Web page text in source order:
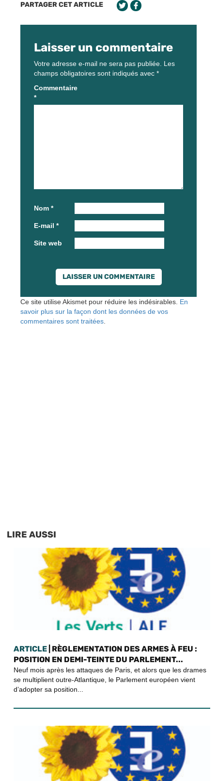
PARTAGER CET ARTICLE
Laisser un commentaire
Votre adresse e-mail ne sera pas publiée. Les
champs obligatoires sont indiqués avec *
Commentaire
*
Nom *
E-mail *
Site web
Ce site utilise Akismet pour réduire les indésirables. En
savoir plus sur la façon dont les données de vos
commentaires sont traitées.
LIRE AUSSI
ARTICLE | RÈGLEMENTATION DES ARMES À FEU :
POSITION EN DEMI-TEINTE DU PARLEMENT...
Neuf mois après les attaques de Paris, et alors que les drames
se multiplient outre-Atlantique, le Parlement européen vient
d’adopter sa position...